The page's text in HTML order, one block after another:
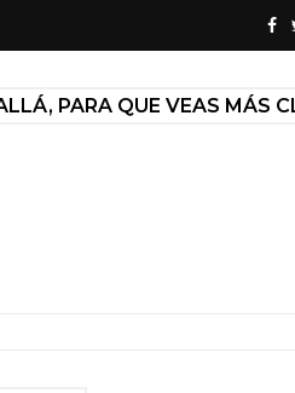
PARA QUE VEAS MÁS